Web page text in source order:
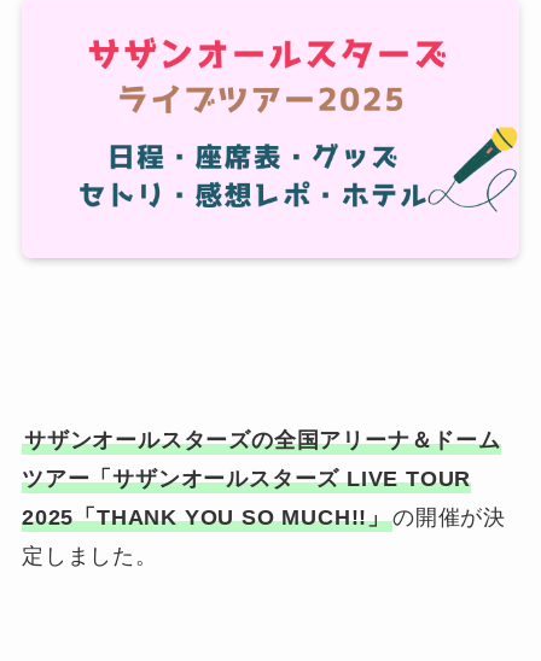
サザンオールスターズの全国アリーナ＆ドーム
ツアー「サザンオールスターズ LIVE TOUR
2025「THANK YOU SO MUCH!!」の開催が決
定しました。